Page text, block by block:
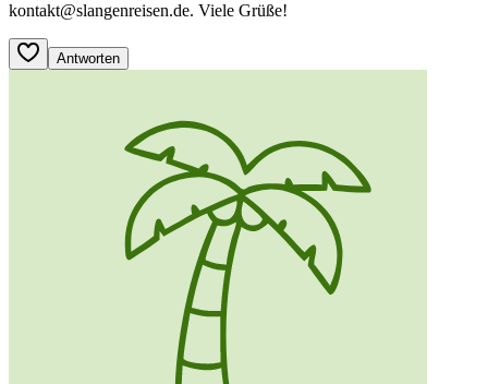
kontakt@slangenreisen.de. Viele Grüße!
Antworten